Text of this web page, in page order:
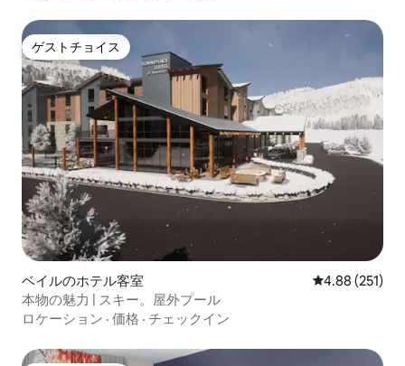
ゲストチョイス
ゲストチョイス
ベイルのホテル客室 レビュー251
4.88 (251)
本物の魅力 | スキー。屋外プール
ロケーション · 価格 · チェックイン